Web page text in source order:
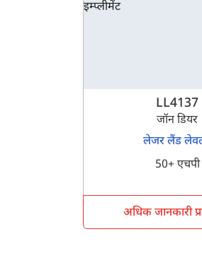
LL4137
जॉन डियर
लेजर लैंड
50+ एचपी
अधिक जानकारी